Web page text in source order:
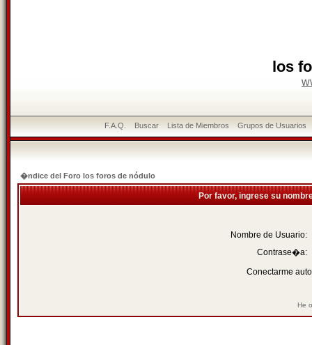
los
F.A.Q. Buscar Lista de Miembros Grupos de Usuarios
�ndice del Foro los foros de nódulo
Por favor, ingrese su
Nombre de Usuario:
Contrase�a:
Conectarme
He